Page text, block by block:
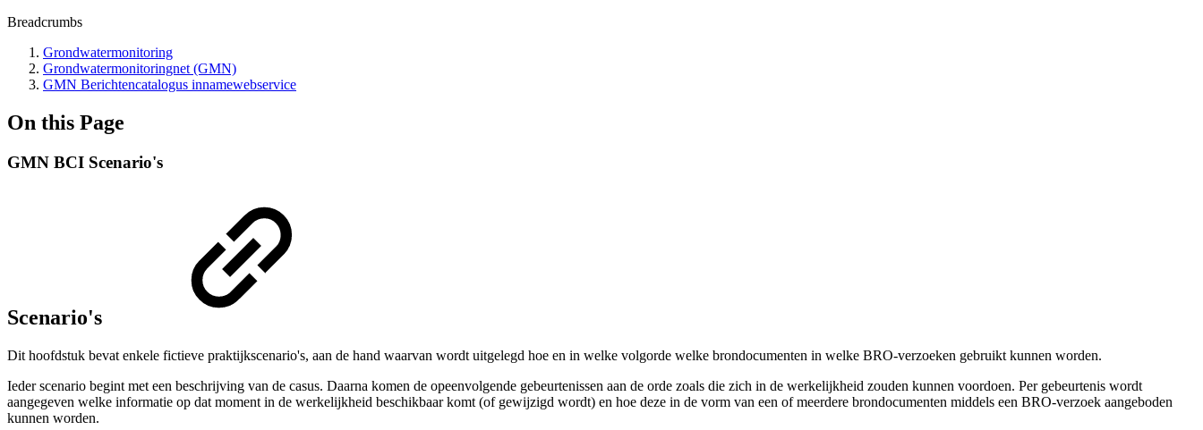
Breadcrumbs
Grondwatermonitoring
Grondwatermonitoringnet (GMN)
GMN Berichtencatalogus innamewebservice
On this Page
GMN BCI Scenario's
Scenario's
Dit hoofdstuk bevat enkele fictieve praktijkscenario's, aan de hand waarvan wordt uitgelegd hoe en in welke volgorde welke brondocumenten in welke BRO-verzoeken gebruikt kunnen worden.
Ieder scenario begint met een beschrijving van de casus. Daarna komen de opeenvolgende gebeurtenissen aan de orde zoals die zich in de werkelijkheid zouden kunnen voordoen. Per gebeurtenis wordt
aangegeven welke informatie op dat moment in de werkelijkheid beschikbaar komt (of gewijzigd wordt) en hoe deze in de vorm van een of meerdere brondocumenten middels een BRO-verzoek aangeboden
kunnen worden.